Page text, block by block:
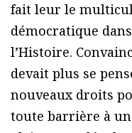
fait leur le
démocratique
l’Histoire.
devait plus se
nouveaux droits
toute barrière à